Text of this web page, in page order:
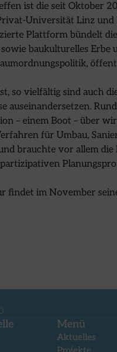
ist die seit Oktober
Universität Linz
Plattform bündelt
baukulturelles Erbe
so vielfältig sind auch
auseinandersetzen.
– einem Boot – über
für Umbau,
brauchte vor allem die
findet im November
Menü
Aktuelles